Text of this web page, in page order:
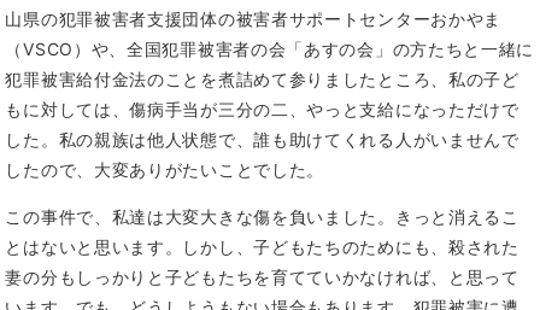
山県の犯罪被害者支援団体の被害者サポートセンターおかやま
（VSCO）や、全国犯罪被害者の会「あすの会」の方たちと一緒に
犯罪被害給付金法のことを煮詰めて参りましたところ、私の子ど
もに対しては、傷病手当が三分の二、やっと支給になっただけで
した。私の親族は他人状態で、誰も助けてくれる人がいませんで
したので、大変ありがたいことでした。
この事件で、私達は大変大きな傷を負いました。きっと消えるこ
とはないと思います。しかし、子どもたちのためにも、殺された
妻の分もしっかりと子どもたちを育てていかなければ、と思って